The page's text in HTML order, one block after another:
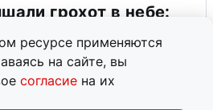
ресурсе применяются
на сайте, вы
согласие на их
грохот в небе: